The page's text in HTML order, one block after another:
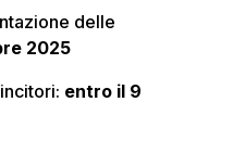
delle
2025
entro il 9